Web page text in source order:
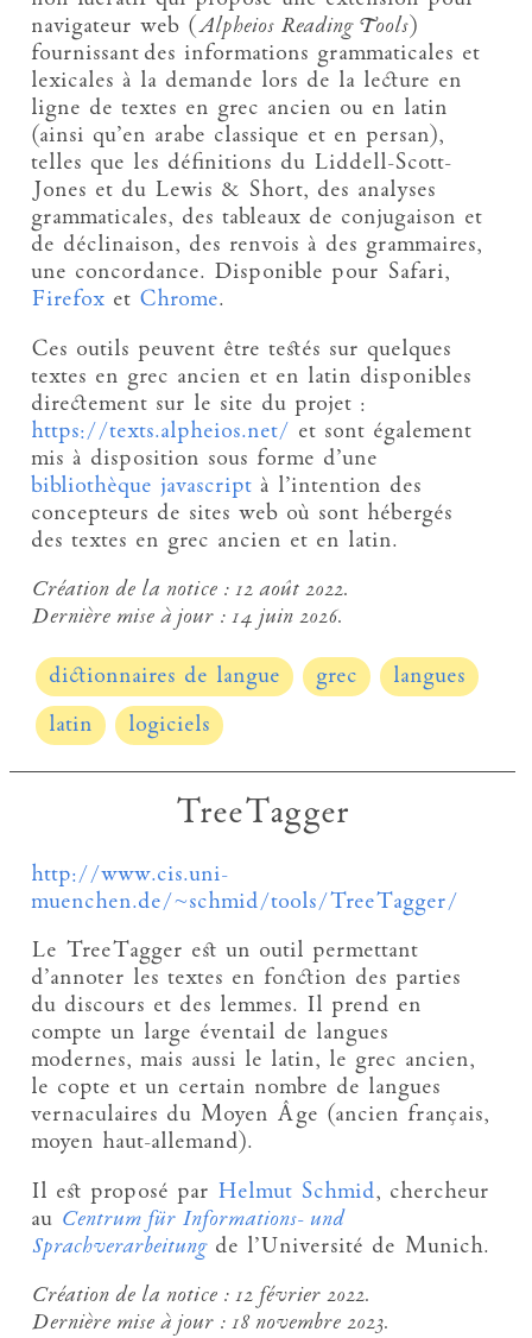
navigateur web (Alpheios Reading Tools)
fournissant des informations grammaticales et
lexicales à la demande lors de la lecture en
ligne de textes en grec ancien ou en latin
(ainsi qu’en arabe classique et en persan),
telles que les définitions du Liddell-Scott-
Jones et du Lewis & Short, des analyses
grammaticales, des tableaux de conjugaison et
de déclinaison, des renvois à des grammaires,
une concordance. Disponible pour Safari,
Firefox et Chrome.
Ces outils peuvent être testés sur quelques
textes en grec ancien et en latin disponibles
directement sur le site du projet :
https://texts.alpheios.net/ et sont également
mis à disposition sous forme d’une
bibliothèque javascript à l’intention des
concepteurs de sites web où sont hébergés
des textes en grec ancien et en latin.
Création de la notice :12 août 2022.
Dernière mise à jour :14 juin 2026.
dictionnaires de langue grec
langues
latin
logiciels
TreeTagger
http://www.cis.uni-
muenchen.de/~schmid/tools/TreeTagger/
Le TreeTagger est un outil permettant
d’annoter les textes en fonction des parties
du discours et des lemmes. Il prend en
compte un large éventail de langues
modernes, mais aussi le latin, le grec ancien,
le copte et un certain nombre de langues
vernaculaires du Moyen Âge (ancien français,
moyen haut-allemand).
Il est proposé par Helmut Schmid, chercheur
au Centrum für Informations- und
Sprachverarbeitungde l’Université de Munich.
Création de la notice :12 février 2022.
Dernière mise à jour :18 novembre 2023.